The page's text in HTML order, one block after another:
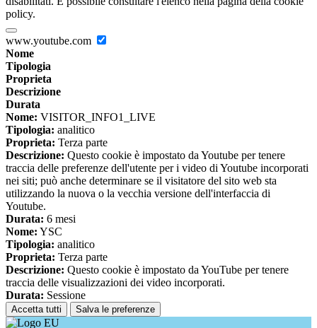
policy.
www.youtube.com
Nome
Tipologia
Proprieta
Descrizione
Durata
Nome: VISITOR_INFO1_LIVE
Tipologia: analitico
Proprieta: Terza parte
Descrizione: Questo cookie è impostato da Youtube per tenere
traccia delle preferenze dell'utente per i video di Youtube incorporati
nei siti; può anche determinare se il visitatore del sito web sta
utilizzando la nuova o la vecchia versione dell'interfaccia di
Youtube.
Durata: 6 mesi
Nome: YSC
Tipologia: analitico
Proprieta: Terza parte
Descrizione: Questo cookie è impostato da YouTube per tenere
traccia delle visualizzazioni dei video incorporati.
Durata: Sessione
Accetta tutti Salva le preferenze